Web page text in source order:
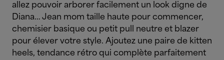
allez pouvoir arborer facilement un look digne de
Diana… Jean mom taille haute pour commencer,
chemisier basique ou petit pull neutre et blazer
pour élever votre style. Ajoutez une paire de kitten
heels, tendance rétro qui complète parfaitement